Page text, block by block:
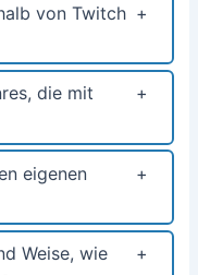
von Twitch
die mit
eigenen
Weise, wie